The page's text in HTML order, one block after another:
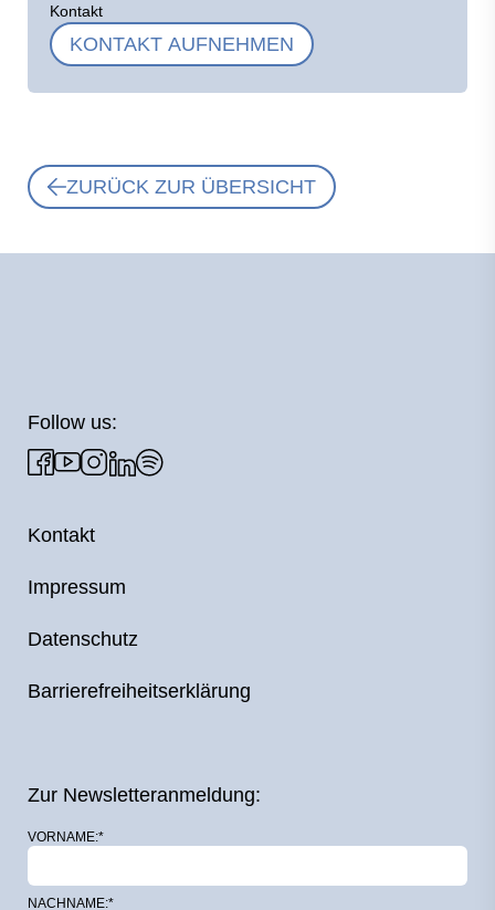
Kontakt
KONTAKT AUFNEHMEN
ZURÜCK ZUR ÜBERSICHT
Follow us:
Kontakt
Impressum
Datenschutz
Barrierefreiheitserklärung
Zur Newsletteranmeldung:
VORNAME:*
NACHNAME:*